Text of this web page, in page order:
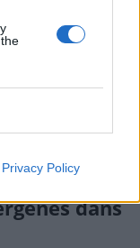
Privacy Policy
si possible,
linge à
résidu
un endroit
pour
dans